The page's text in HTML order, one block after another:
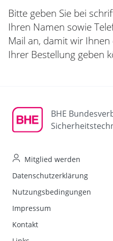
Bitte geben Sie bei
Ihren Namen sowie
Mail an, damit wir
Ihrer Bestellung geben
BHE
Mitglied werden
Datenschutzerklärung
Nutzungsbedingungen
Impressum
Kontakt